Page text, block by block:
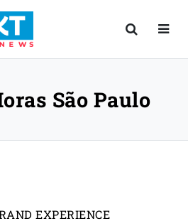
São Paulo
EXPERIENCE